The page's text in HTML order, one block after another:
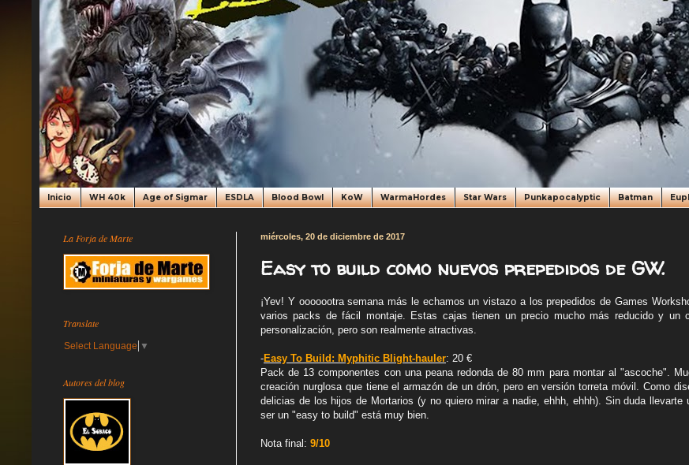
Inicio WH 40k Age of Sigmar ESDLA Blood Bowl KoW WarmaHordes Star Wars Punkapocalyptic Batman
miércoles, 20 de diciembre de 2017
Easy to build como nuevos prepedidos de GW.
¡Yev! Y ooooootra semana más le echamos un vistazo a los prepedidos de Games
varios packs de fácil montaje. Estas cajas tienen un precio mucho más reducido y un
personalización, pero son realmente atractivas.
-Easy To Build: Myphitic Blight-hauler: 20 €
Pack de 13 componentes con una peana redonda de 80 mm para montar al "ascoche".
creación nurglosa que tiene el armazón de un drón, pero en versión torreta móvil. Como
delicias de los hijos de Mortarios (y no quiero mirar a nadie, ehhh, ehhh). Sin duda
ser un "easy to build" está muy bien.
Nota final: 9/10
La Forja de Marte
Translate
Select Language ▼
Autores del blog